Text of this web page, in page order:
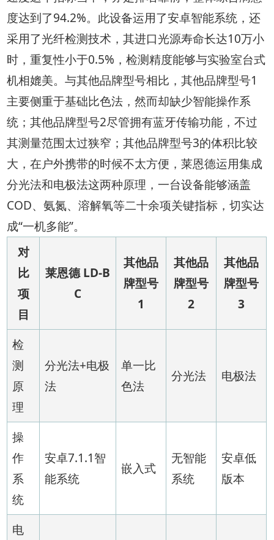
度达到了94.2%。此设备运用了安卓智能系统，还
采用了光纤检测技术，其进口光源寿命长达10万小
时，重复性小于0.5%，检测精度能够与实验室台式
机相媲美。与其他品牌型号相比，其他品牌型号1
主要侧重于基础比色法，然而却缺少智能操作系
统；其他品牌型号2尽管拥有蓝牙传输功能，不过
其测量范围太过狭窄；其他品牌型号3的体积比较
大，在户外携带的时候不太方便，莱恩德运用集成
分光法和电极法这两种原理，一台设备能够涵盖
COD、氨氮、溶解氧等二十余项关键指标，切实达
成“一机多能”。
对
比
项
目
莱恩德 LD-B
C
其他品
牌型号
1
其他品
牌型号
2
其他品
牌型号
3
检
测
原
理
分光法+电极
法
单一比
色法
分光法 电极法
操
作
系
统
安卓7.1.1智
能系统
嵌入式
无智能
系统
安卓低
版本
电